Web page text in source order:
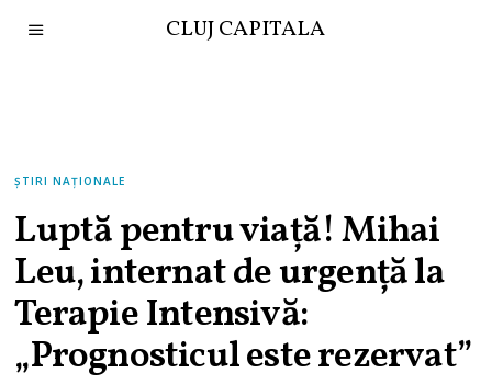
CLUJ CAPITALA
ȘTIRI NAȚIONALE
Luptă pentru viață! Mihai
Leu, internat de urgență la
Terapie Intensivă:
„Prognosticul este rezervat”